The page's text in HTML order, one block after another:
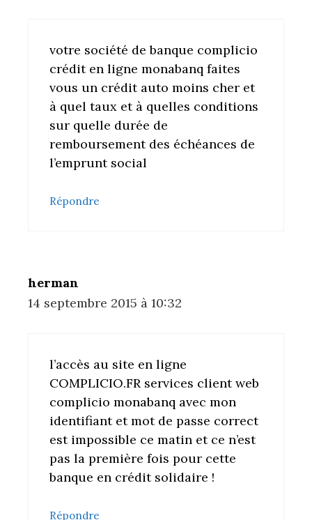
votre société de banque complicio
crédit en ligne monabanq faites
vous un crédit auto moins cher et
à quel taux et à quelles conditions
sur quelle durée de
remboursement des échéances de
l’emprunt social
Répondre
herman
14 septembre 2015 à 10:32
l’accès au site en ligne
COMPLICIO.FR services client web
complicio monabanq avec mon
identifiant et mot de passe correct
est impossible ce matin et ce n’est
pas la première fois pour cette
banque en crédit solidaire !
Répondre